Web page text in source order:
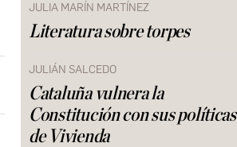
JULIA MARÍN MARTÍNEZ
Literatura sobre torpes
JULIÁN SALCEDO
Cataluña vulnera la
Constitución con sus políticas
de Vivienda